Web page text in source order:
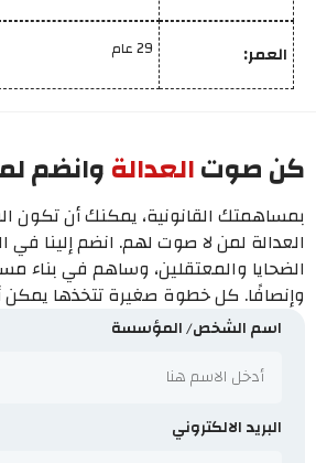
العمر: 29 عام
كن صوتالعدالةوانضم
بمساهمتك القانونية، يمكنك أن تكون
العدالة لمن لا صوت لهم. انضم إلينا
الضحايا والمعتقلين، وساهم في بناء
وإنصافًا. كل خطوة صغيرة تتخذها يمكن
اسم الشخص/ المؤسسة
البريد الالكتروني